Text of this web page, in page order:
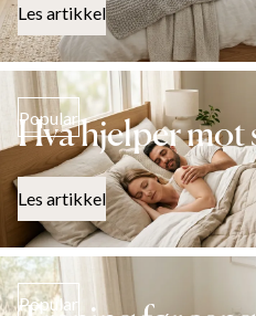
Les artikkel
Popular
Hva hjelper mot
Les artikkel
Popular